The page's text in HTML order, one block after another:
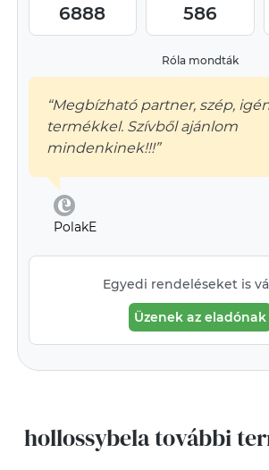
6888 586
Róla mondták
“Megbízható partner, szép,
termékkel. Szívből ajánlom
mindenkinek!!!”
PolakE
Egyedi rendeléseket is
Üzenek az eladónak
hollossybela további